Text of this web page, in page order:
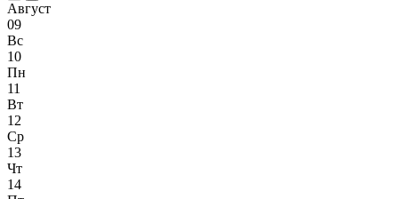
Август
09
Вс
10
Пн
11
Вт
12
Ср
13
Чт
14